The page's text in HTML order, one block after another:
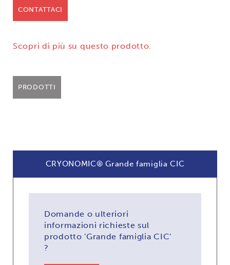
CONTATTACI
Scopri di più su questo prodotto.
PRODOTTI
CRYONOMIC® Grande famiglia CIC
Domande o ulteriori
informazioni richieste sul
prodotto 'Grande famiglia CIC'
?